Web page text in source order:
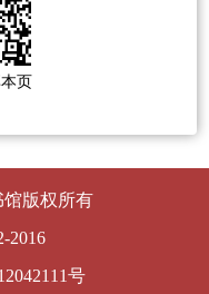
页
馆版权所有
2016
号